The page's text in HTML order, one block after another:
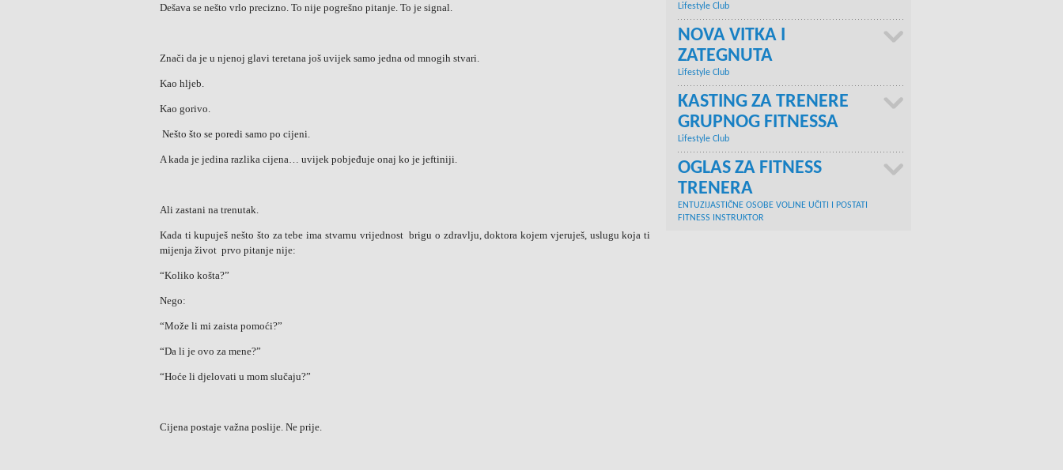
Dešava se nešto vrlo precizno. To nije pogrešno pitanje. To je signal.
Znači da je u njenoj glavi teretana još uvijek samo jedna od mnogih stvari.
Kao hljeb.
Kao gorivo.
Nešto što se poredi samo po cijeni.
A kada je jedina razlika cijena… uvijek pobjeđuje onaj ko je jeftiniji.
Ali zastani na trenutak.
Kada ti kupuješ nešto što za tebe ima stvarnu vrijednost brigu o zdravlju, doktora kojem vjeruješ, uslugu koja ti
mijenja život prvo pitanje nije:
“Koliko košta?”
Nego:
“Može li mi zaista pomoći?”
“Da li je ovo za mene?”
“Hoće li djelovati u mom slučaju?”
Cijena postaje važna poslije. Ne prije.
Lifestyle Club
NOVA VITKA I
ZATEGNUTA
Lifestyle Club
KASTING ZA TRENERE
GRUPNOG FITNESSA
Lifestyle Club
OGLAS ZA FITNESS
TRENERA
ENTUZIJASTIČNE OSOBE VOLJNE UČITI I POSTATI
FITNESS INSTRUKTOR